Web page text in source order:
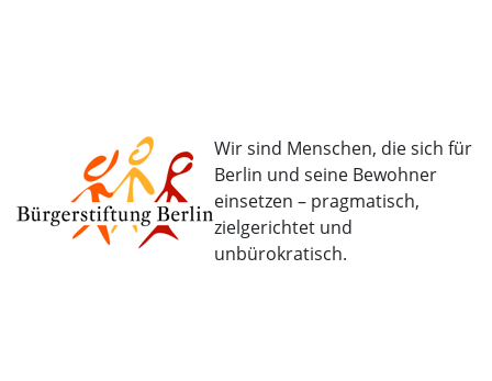
Wir sind Menschen, die sich für
Berlin und seine Bewohner
einsetzen – pragmatisch,
zielgerichtet und
unbürokratisch.